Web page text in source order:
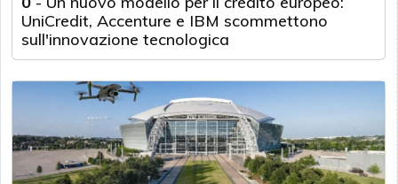
UniCredit, Accenture e IBM scommettono
sull'innovazione tecnologica